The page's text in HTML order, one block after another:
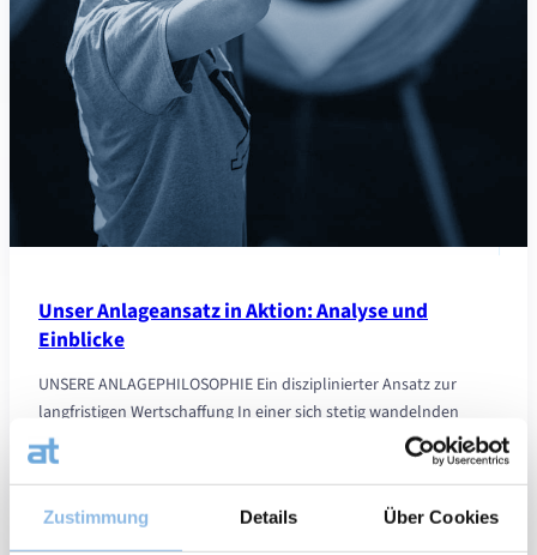
Zustimmung Details Über Cookies
Unser Anlageansatz in Aktion: Analyse und
Einblicke
UNSERE ANLAGEPHILOSOPHIE Ein disziplinierter Ansatz zur
langfristigen Wertschaffung In einer sich stetig wandelnden
Finanzwelt sind wir überzeugt, dass ein rigoroser,
reproduzierbarer und rationaler Ansatz unerlässlich ist, um
Finanziell